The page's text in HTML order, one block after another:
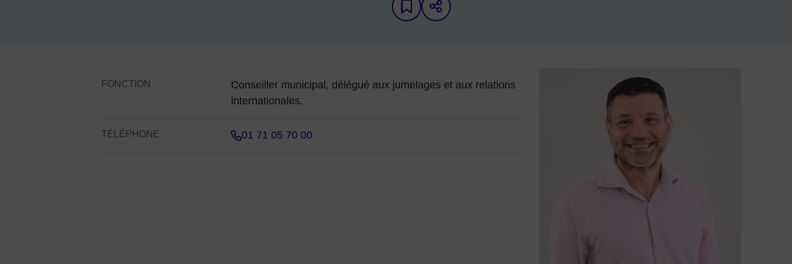
Ajouter aux favoris
Partager sur les réseaux sociaux
Contenu de la fiche d'annuaire
FONCTION
Conseiller municipal, délégué aux jumelages et aux relations
internationales.
TÉLÉPHONE 01 71 05 70 00